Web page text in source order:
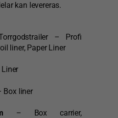
kan levereras.
– Profi
liner, Paper Liner
liner
– Box carrier,